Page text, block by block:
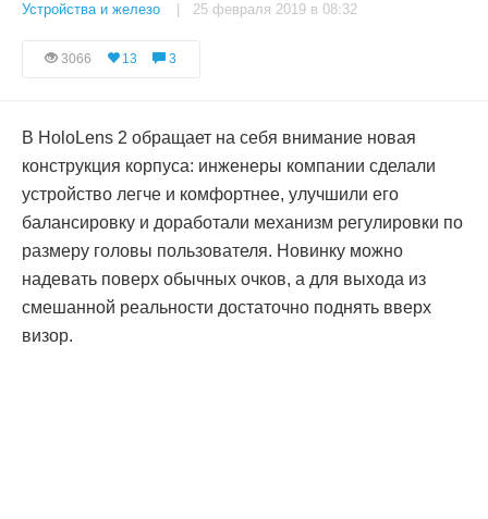
Устройства и железо | 25 февраля 2019 в 08:32
3066 13 3
В HoloLens 2 обращает на себя внимание новая
конструкция корпуса: инженеры компании сделали
устройство легче и комфортнее, улучшили его
балансировку и доработали механизм регулировки по
размеру головы пользователя. Новинку можно
надевать поверх обычных очков, а для выхода из
смешанной реальности достаточно поднять вверх
визор.